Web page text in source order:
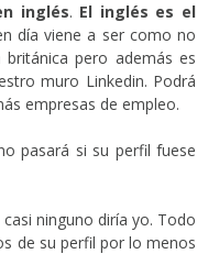
inglés. El inglés es el
día viene a ser como no
pero además es
muro Linkedin. Podrá
empresas de empleo.
pasará si su perfil fuese
ninguno diría yo. Todo
de su perfil por lo menos